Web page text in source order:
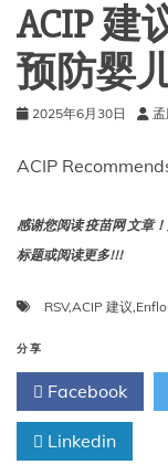
ACIP 建
预防婴
2025年6月30日
ACIP
感谢您阅读 疫苗网 文章
标题或阅读更多!!!
RSV,ACIP 建议,
分享
Facebook
Linkedin